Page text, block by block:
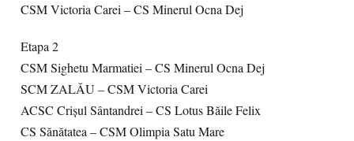
CSM Victoria Carei – CS Minerul Ocna Dej
Etapa 2
CSM Sighetu Marmatiei – CS Minerul Ocna Dej
SCM ZALĂU – CSM Victoria Carei
ACSC Crişul Sântandrei – CS Lotus Băile Felix
CS Sănătatea – CSM Olimpia Satu Mare